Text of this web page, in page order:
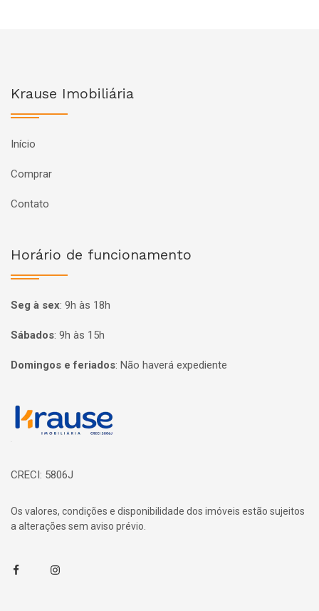
Krause Imobiliária
Início
Comprar
Contato
Horário de funcionamento
Seg à sex: 9h às 18h
Sábados: 9h às 15h
Domingos e feriados: Não haverá expediente
Página inicial
CRECI: 5806J
Os valores, condições e disponibilidade dos imóveis estão sujeitos
a alterações sem aviso prévio.
FacebookInstagram